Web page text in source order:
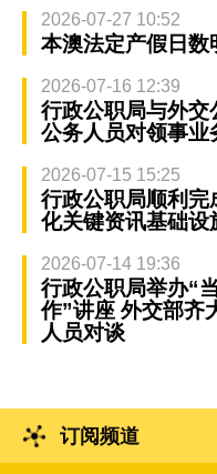
2026-07-27 10:52
本澳法定产假日数
2026-07-16 12:39
行政公职局与外交
公务人员对领事业
2026-07-15 15:25
行政公职局顺利
化关键资讯基础设
2026-07-14 19:36
行政公职局举办“
作”讲座 外交部齐
人员对谈
订阅频道